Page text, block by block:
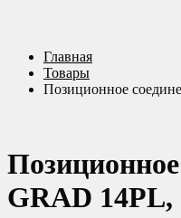
Главная
Товары
Позиционное
GRAD